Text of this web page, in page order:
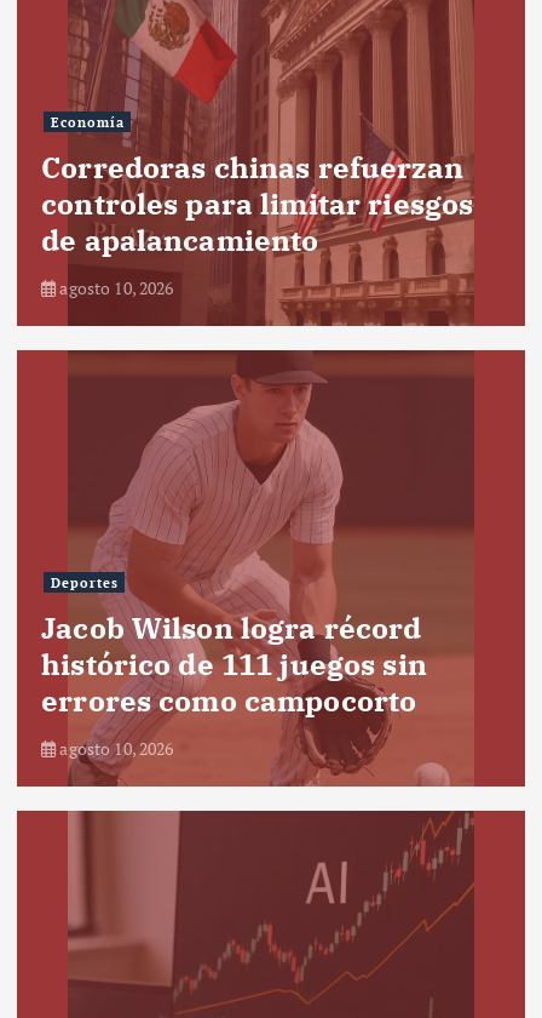
Economía
Corredoras chinas refuerzan
controles para limitar riesgos
de apalancamiento
agosto 10, 2026
Deportes
Jacob Wilson logra récord
histórico de 111 juegos sin
errores como campocorto
agosto 10, 2026